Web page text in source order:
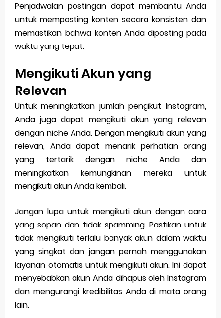
Penjadwalan postingan dapat membantu Anda
untuk memposting konten secara konsisten dan
memastikan bahwa konten Anda diposting pada
waktu yang tepat.
Mengikuti Akun yang
Relevan
Untuk meningkatkan jumlah pengikut Instagram,
Anda juga dapat mengikuti akun yang relevan
dengan niche Anda. Dengan mengikuti akun yang
relevan, Anda dapat menarik perhatian orang
yang tertarik dengan niche Anda dan
meningkatkan kemungkinan mereka untuk
mengikuti akun Anda kembali.
Jangan lupa untuk mengikuti akun dengan cara
yang sopan dan tidak spamming. Pastikan untuk
tidak mengikuti terlalu banyak akun dalam waktu
yang singkat dan jangan pernah menggunakan
layanan otomatis untuk mengikuti akun. Ini dapat
menyebabkan akun Anda dihapus oleh Instagram
dan mengurangi kredibilitas Anda di mata orang
lain.